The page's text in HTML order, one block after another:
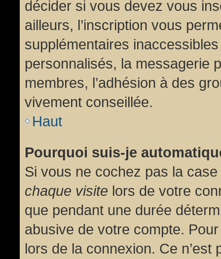
décider si vous devez vous
ailleurs, l’inscription vous
supplémentaires
personnalisés, la messagerie
membres, l’adhésion à des
vivement conseillée.
Haut
Pourquoi suis-je
Si vous ne cochez pas la case
chaque visite lors de votre
que pendant une durée
abusive de votre compte.
lors de la connexion. Ce